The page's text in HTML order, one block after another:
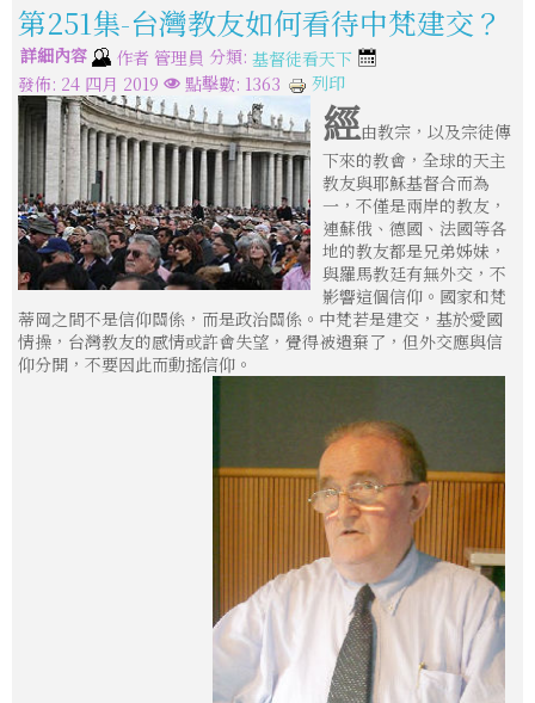
第251集-台灣教友如何看待中梵建交？
詳細內容 作者 管理員 分類: 基督徒看天下
發佈: 24 四月 2019
點擊數: 1363 列印
經由教宗，以及宗徒傳
下來的教會，全球的天主
教友與耶穌基督合而為
一，不僅是兩岸的教友，
連蘇俄、德國、法國等各
地的教友都是兄弟姊妹，
與羅馬教廷有無外交，不
影響這個信仰。國家和梵
蒂岡之間不是信仰關係，而是政治關係。中梵若是建交，基於愛國
情操，台灣教友的感情或許會失望，覺得被遺棄了，但外交應與信
仰分開，不要因此而動搖信仰。